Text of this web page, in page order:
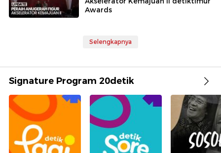
Awards
Selengkapnya
Signature Program 20detik